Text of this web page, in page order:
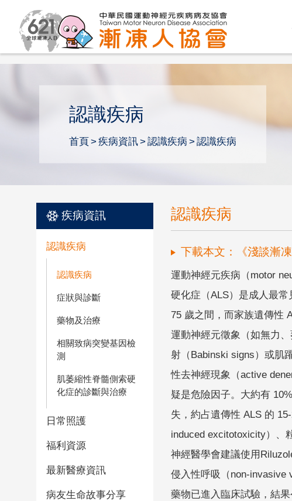
認識疾病
首頁 疾病資訊 認識疾病 認識疾病
疾病資訊
認識疾病
認識疾病
症狀與診斷
藥物及治療
相關致病突變基因檢
測
肌萎縮性脊髓側索硬
化症的診斷與治療
日常照護
福利資源
最新醫療資訊
病友生命故事分享
認識疾病
下載本文：《淺談漸
運動神經元疾病（motor
硬化症（ALS）是成人最
75 歲之間，而家族遺傳性
運動神經元徵象（如無力
射（Babinski signs）或肌
性去神經現象（active
疑是危險因子。大約有
失，約占遺傳性 ALS 的
induced excitotoxicity）、
神經醫學會建議使用
侵入性呼吸（non-invasive
藥物已進入臨床試驗，結果